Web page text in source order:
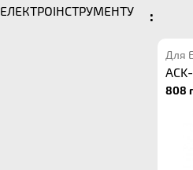
ЕЛЕКТРОІНСТРУМЕНТУ
:
Для
808